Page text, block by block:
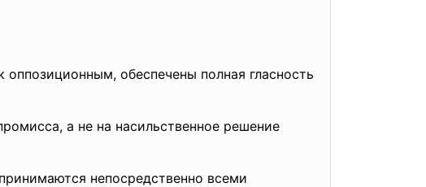
обеспечены полная гласность
а не на насильственное решение
непосредственно всеми